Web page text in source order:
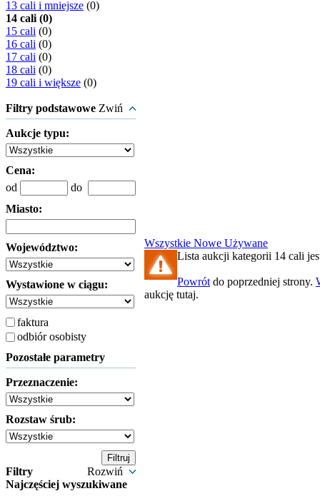
13 cali i mniejsze (0)
14 cali (0)
15 cali (0)
16 cali (0)
17 cali (0)
18 cali (0)
19 cali i większe (0)
Filtry podstawowe Zwiń
Aukcje typu:
Cena:
od
do
Miasto:
Województwo:
Wystawione w ciągu:
faktura
odbiór osobisty
Pozostałe parametry
Przeznaczenie:
Rozstaw śrub:
Filtry
Rozwiń
Najczęściej wyszukiwane
Wszystkie Nowe Używane
Lista aukcji kategorii 14 cali
Powrót do poprzedniej strony.
aukcję tutaj.